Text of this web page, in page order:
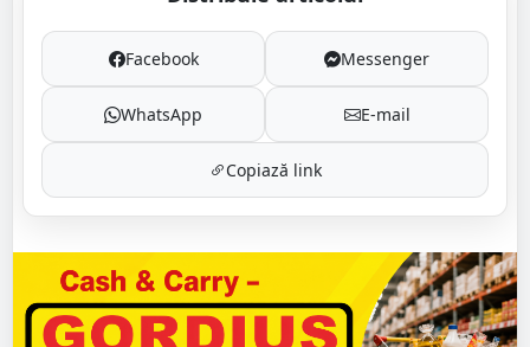
Facebook Messenger
WhatsApp E-mail
Copiază link